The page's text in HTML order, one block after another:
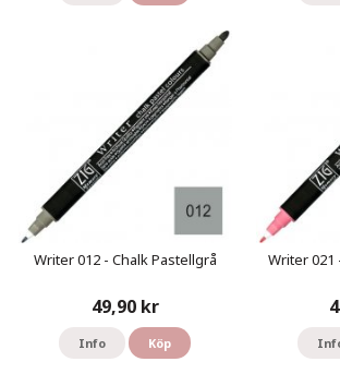
Writer 012 - Chalk Pastellgrå
49,90 kr
Info Köp
Writer 021